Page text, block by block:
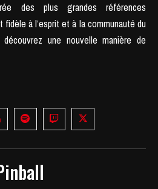
des plus grandes références
à l’esprit et à la communauté du
une nouvelle manière de